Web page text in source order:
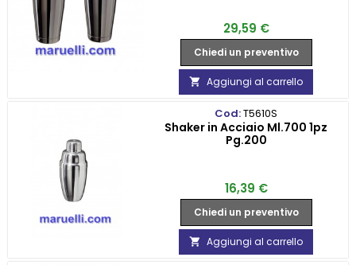
Prezzo
29,59 €
Chiedi un preventivo
 Aggiungi al carrello
Cod:T5610S
Shaker in Acciaio Ml.700 1pz
Pg.200
Prezzo
16,39 €
Chiedi un preventivo
 Aggiungi al carrello